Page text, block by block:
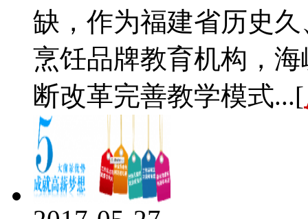
缺，作为福建省历史
烹饪品牌教育机构，
断改革完善教学模式...[